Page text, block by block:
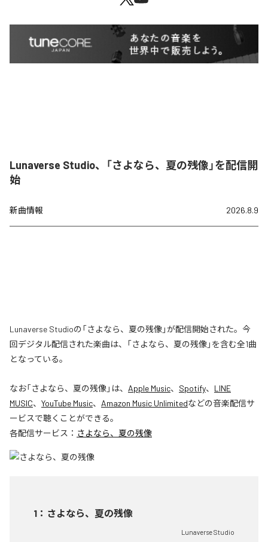
Lunaverse Studio、「さよなら、夏の残像」を配信開
始
新曲情報 2026.8.9
Lunaverse Studioの「さよなら、夏の残像」が配信開始された。今
回デジタル配信された楽曲は、「さよなら、夏の残像」を含む全1曲
となっている。
なお「さよなら、夏の残像」は、 Apple Music、 Spotify、 LINE
MUSIC、 YouTube Music、 Amazon Music Unlimitedなどの音楽配信サ
ービスで聴くことができる。
各配信サービス： さよなら、夏の残像
1 ： さよなら、夏の残像
Lunaverse Studio